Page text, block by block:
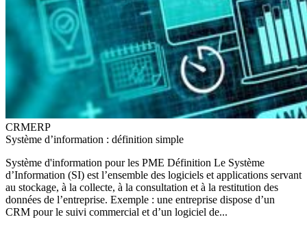
CRMERP
Système d’information : définition simple
Système d'information pour les PME Définition Le Système
d’Information (SI) est l’ensemble des logiciels et applications servant
au stockage, à la collecte, à la consultation et à la restitution des
données de l’entreprise. Exemple : une entreprise dispose d’un
CRM pour le suivi commercial et d’un logiciel de...